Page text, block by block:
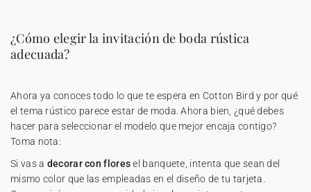
¿Cómo elegir la invitación de boda rústica
adecuada?
Ahora ya conoces todo lo que te espera en Cotton Bird y por qué
el tema rústico parece estar de moda. Ahora bien, ¿qué debes
hacer para seleccionar el modelo que mejor encaja contigo?
Toma nota:
Si vas a decorar con floresel banquete, intenta que sean del
mismo color que las empleadas en el diseño de tu tarjeta.